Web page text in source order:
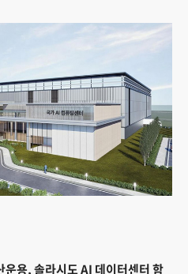
용, 솔라시도 AI 데이터센터 함